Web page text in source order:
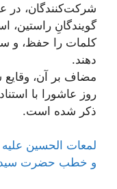
شرکت‌کنندگان، در
گویندگانِ راستین،
کلمات را حفظ، و
دهند.
مضاف بر آن، وقایع
روز عاشورا با
ذکر شده است.
لمعات الحسین
و خطب حضرت سید